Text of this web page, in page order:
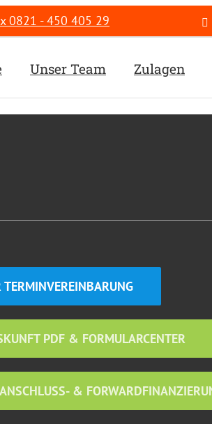
0821 - 450 405 29
Unser Team Zulagen
TERMINVEREINBARUNG
PDF & FORMULARCENTER
&